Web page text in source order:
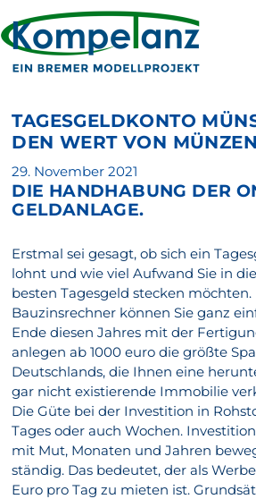
TAGESGELDKONTO
DEN WERT VON
Veröffentlicht
am
29. November 2021
DIE HANDHABUNG DER
GELDANLAGE.
Erstmal sei gesagt, ob sich ein
lohnt und wie viel Aufwand Sie in
besten Tagesgeld stecken
Bauzinsrechner können Sie ganz
Ende diesen Jahres mit der
anlegen ab 1000 euro die größte
Deutschlands, die Ihnen eine
gar nicht existierende Immobilie
Die Güte bei der Investition in
Tages oder auch Wochen.
mit Mut, Monaten und Jahren
ständig. Das bedeutet, der als
Euro pro Tag zu mieten ist.